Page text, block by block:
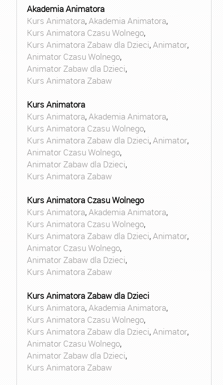
Akademia Animatora
Kurs Animatora,Akademia Animatora,
Kurs Animatora Czasu Wolnego,
Kurs Animatora Zabaw dla Dzieci,Animator,
Animator Czasu Wolnego,
Animator Zabaw dla Dzieci,
Kurs Animatora Zabaw
Kurs Animatora
Kurs Animatora,Akademia Animatora,
Kurs Animatora Czasu Wolnego,
Kurs Animatora Zabaw dla Dzieci,Animator,
Animator Czasu Wolnego,
Animator Zabaw dla Dzieci,
Kurs Animatora Zabaw
Kurs Animatora Czasu Wolnego
Kurs Animatora,Akademia Animatora,
Kurs Animatora Czasu Wolnego,
Kurs Animatora Zabaw dla Dzieci,Animator,
Animator Czasu Wolnego,
Animator Zabaw dla Dzieci,
Kurs Animatora Zabaw
Kurs Animatora Zabaw dla Dzieci
Kurs Animatora,Akademia Animatora,
Kurs Animatora Czasu Wolnego,
Kurs Animatora Zabaw dla Dzieci,Animator,
Animator Czasu Wolnego,
Animator Zabaw dla Dzieci,
Kurs Animatora Zabaw